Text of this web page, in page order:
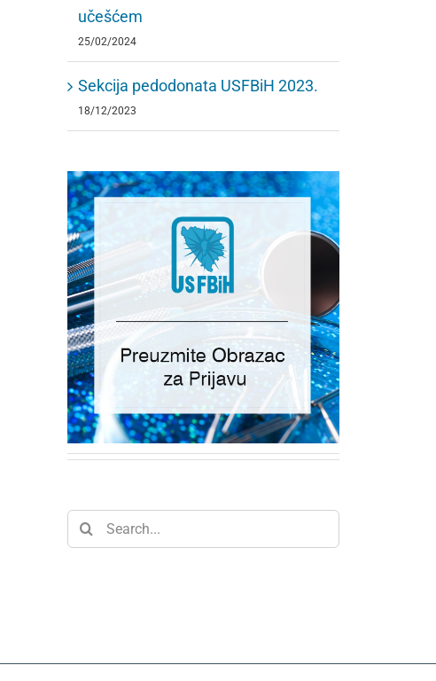
Sekcija pedodonata
USFBiH 2023.
18 December, 2023
Udruženje stomatologa
FBiH objavljuje poziv na
stručni skup “Sekcija
pedodonata USFBiH
2023” 09. december
2023.g. Hotel Holiday,
Sarajevo
učešćem
25/02/2024
Sekcija pedodonata USFBiH 2023.
18/12/2023
Search
for: